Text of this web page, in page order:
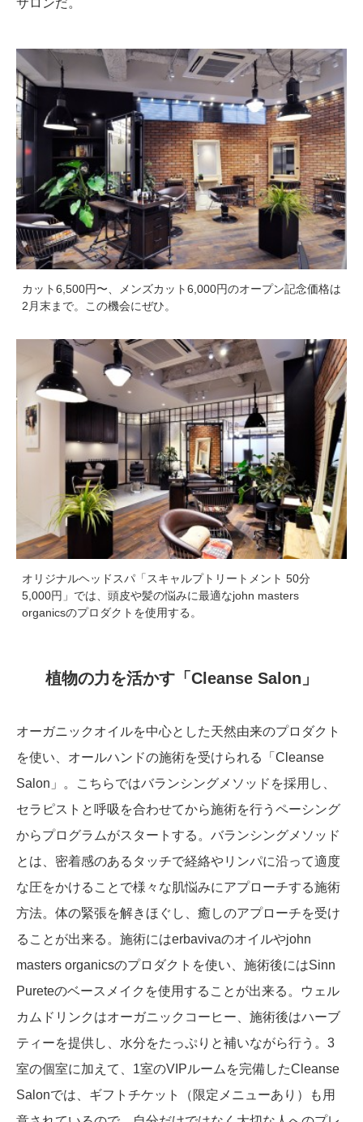
サロンだ。
カット6,500円〜、メンズカット6,000円のオープン記念価格は
2月末まで。この機会にぜひ。
オリジナルヘッドスパ「スキャルプトリートメント 50分
5,000円」では、頭皮や髪の悩みに最適なjohn masters
organicsのプロダクトを使用する。
植物の力を活かす「Cleanse Salon」
オーガニックオイルを中心とした天然由来のプロダクト
を使い、オールハンドの施術を受けられる「Cleanse
Salon」。こちらではバランシングメソッドを採用し、
セラピストと呼吸を合わせてから施術を行うペーシング
からプログラムがスタートする。バランシングメソッド
とは、密着感のあるタッチで経絡やリンパに沿って適度
な圧をかけることで様々な肌悩みにアプローチする施術
方法。体の緊張を解きほぐし、癒しのアプローチを受け
ることが出来る。施術にはerbavivaのオイルやjohn
masters organicsのプロダクトを使い、施術後にはSinn
Pureteのベースメイクを使用することが出来る。ウェル
カムドリンクはオーガニックコーヒー、施術後はハーブ
ティーを提供し、水分をたっぷりと補いながら行う。3
室の個室に加えて、1室のVIPルームを完備したCleanse
Salonでは、ギフトチケット（限定メニューあり）も用